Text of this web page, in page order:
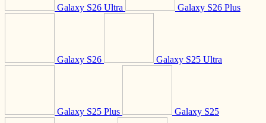
Galaxy S26 Ultra Galaxy S26 Plus
Galaxy S26 Galaxy S25 Ultra
Galaxy S25 Plus Galaxy S25